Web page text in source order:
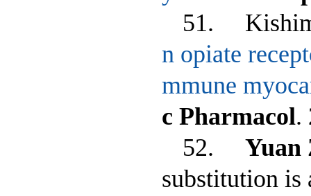
51.
n opiate
mmune
c Pharmacol.
52. Yuan
substitution is